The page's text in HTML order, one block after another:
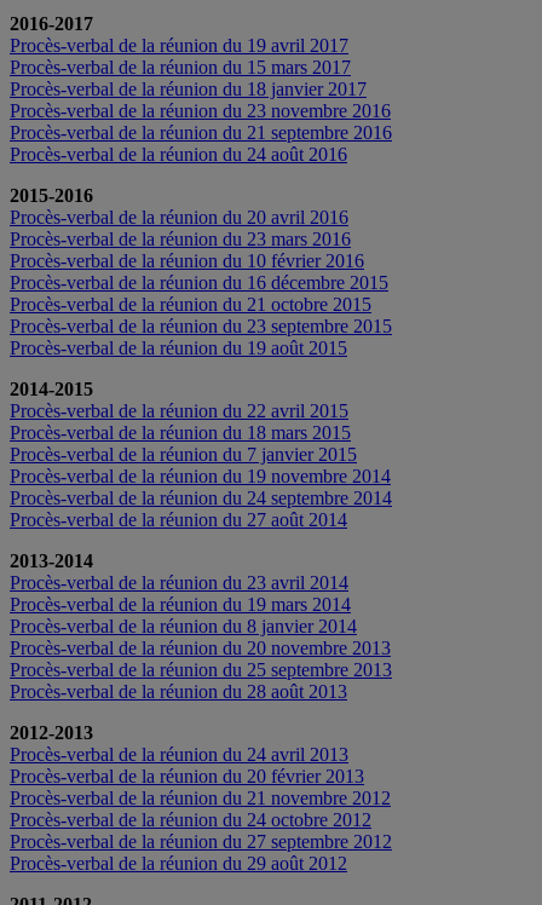
2016-2017
Procès-verbal de la réunion du 19 avril 2017
Procès-verbal de la réunion du 15 mars 2017
Procès-verbal de la réunion du 18 janvier 2017
Procès-verbal de la réunion du 23 novembre 2016
Procès-verbal de la réunion du 21 septembre 2016
Procès-verbal de la réunion du 24 août 2016
2015-2016
Procès-verbal de la réunion du 20 avril 2016
Procès-verbal de la réunion du 23 mars 2016
Procès-verbal de la réunion du 10 février 2016
Procès-verbal de la réunion du 16 décembre 2015
Procès-verbal de la réunion du 21 octobre 2015
Procès-verbal de la réunion du 23 septembre 2015
Procès-verbal de la réunion du 19 août 2015
2014-2015
Procès-verbal de la réunion du 22 avril 2015
Procès-verbal de la réunion du 18 mars 2015
Procès-verbal de la réunion du 7 janvier 2015
Procès-verbal de la réunion du 19 novembre 2014
Procès-verbal de la réunion du 24 septembre 2014
Procès-verbal de la réunion du 27 août 2014
2013-2014
Procès-verbal de la réunion du 23 avril 2014
Procès-verbal de la réunion du 19 mars 2014
Procès-verbal de la réunion du 8 janvier 2014
Procès-verbal de la réunion du 20 novembre 2013
Procès-verbal de la réunion du 25 septembre 2013
Procès-verbal de la réunion du 28 août 2013
2012-2013
Procès-verbal de la réunion du 24 avril 2013
Procès-verbal de la réunion du 20 février 2013
Procès-verbal de la réunion du 21 novembre 2012
Procès-verbal de la réunion du 24 octobre 2012
Procès-verbal de la réunion du 27 septembre 2012
Procès-verbal de la réunion du 29 août 2012